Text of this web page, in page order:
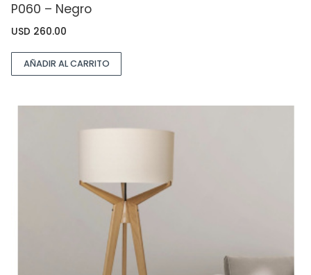
P060 – Negro
USD 260.00
AÑADIR AL CARRITO